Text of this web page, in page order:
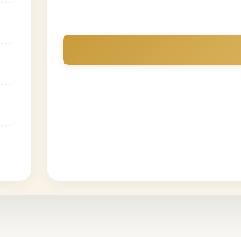
و کمد می باشد.
صورت تکی می باشد.
پیاده سازی شود، درمورد
اجرا و پیاده سازی شود.